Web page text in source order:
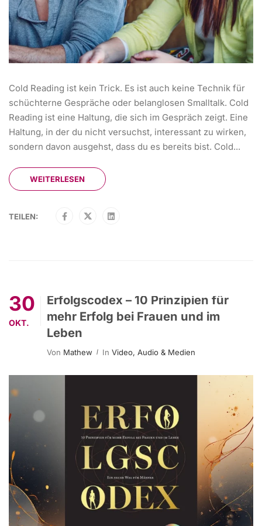
Cold Reading ist kein Trick. Es ist auch keine Technik für
schüchterne Gespräche oder belanglosen Smalltalk. Cold
Reading ist eine Haltung, die sich im Gespräch zeigt. Eine
Haltung, in der du nicht versuchst, interessant zu wirken,
sondern davon ausgehst, dass du es bereits bist. Cold...
WEITERLESEN
TEILEN:
30
OKT.
Erfolgscodex – 10 Prinzipien für
mehr Erfolg bei Frauen und im
Leben
Von Mathew In Video, Audio & Medien